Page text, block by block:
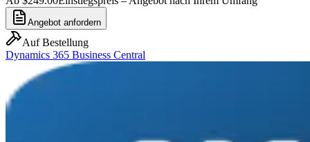
Angebot anfordern
Auf Bestellung
Dynamics 365 Business Central